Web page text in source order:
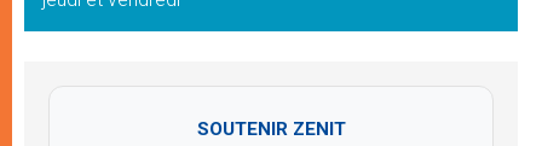
SOUTENIR ZENIT